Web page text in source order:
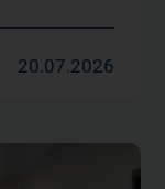
20.07.2026